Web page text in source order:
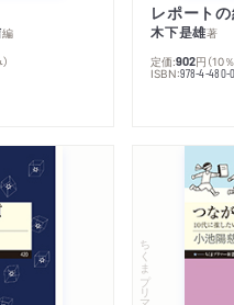
編
レポート
木下是雄著
定価:902円 （10
ISBN:978-4-480-
ちくまプリマー新書